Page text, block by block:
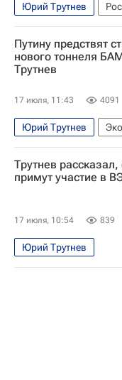
Юрий Трутнев
Дальний Восток
Айсен Николаев
Путину предствят
нового тоннеля
Трутнев
17 июля, 11:43 4091
Юрий Трутнев
Восточный
Владимир Путин
Трутнев рассказал,
примут участие в
17 июля, 10:54 839
Юрий Трутнев
Восточный